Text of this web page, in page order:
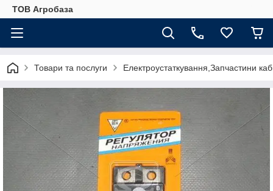
ТОВ Агробаза
Товари та послуги Електроустаткування,Запчастини